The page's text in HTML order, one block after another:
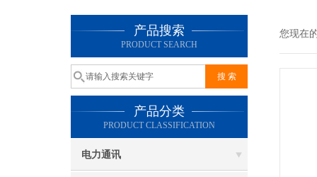
产品搜索
PRODUCT SEARCH
产品分类
PRODUCT CLASSIFICATION
电力通讯
您现在